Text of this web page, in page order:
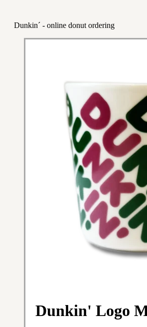
Dunkin´ - online donut ordering
Dunkin' Logo